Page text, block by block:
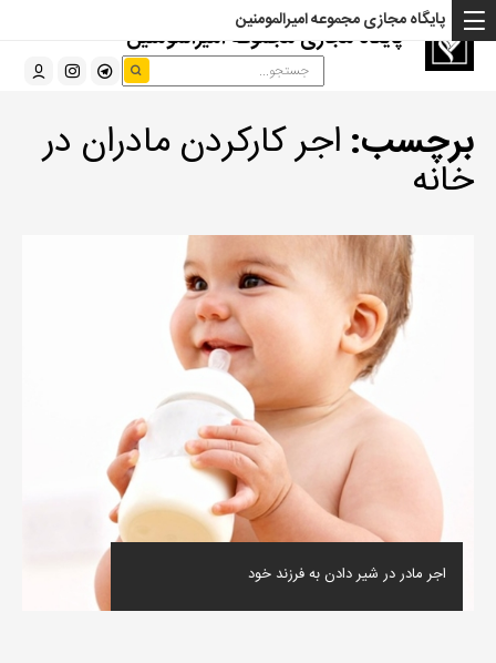
پایگاه مجازی مجموعه امیرالمومنین
پایگاه مجازی مجموعه امیرالمومنین
برچسب: اجر کارکردن مادران در
خانه
اجر مادر در شیر دادن به فرزند خود